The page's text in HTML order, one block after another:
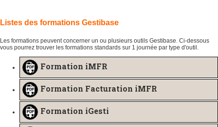
Listes des formations Gestibase
Les formations peuvent concerner un ou plusieurs outils Gestibase. Ci-dessous
vous pourrez trouver les formations standards sur 1 journée par type d'outil.
Formation iMFR
Formation Facturation iMFR
Formation iGesti